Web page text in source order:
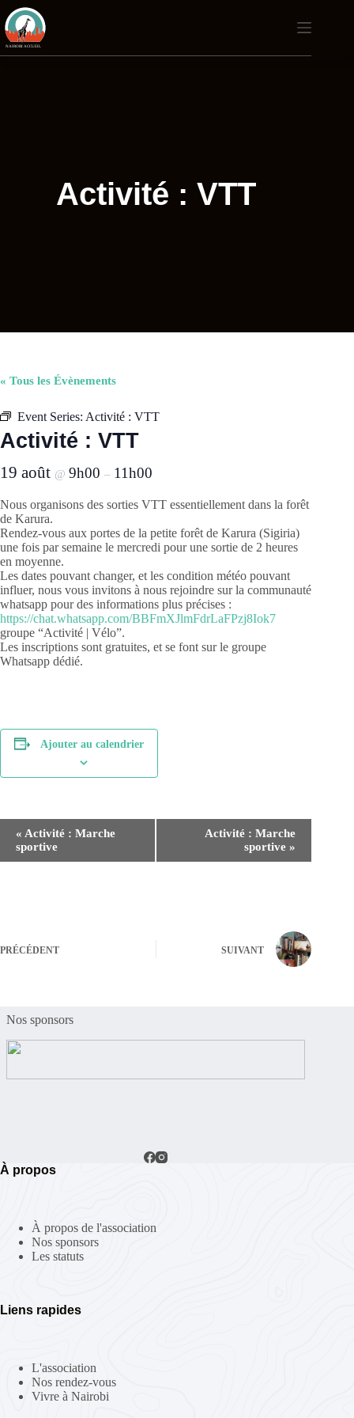
Passer
au
contenu
Activité : VTT
« Tous les Évènements
Event Series: Activité : VTT
Activité : VTT
19 août @ 9h00 – 11h00
Nous organisons des sorties VTT essentiellement dans la forêt
de Karura.
Rendez-vous aux portes de la petite forêt de Karura (Sigiria)
une fois par semaine le mercredi pour une sortie de 2 heures
en moyenne.
Les dates pouvant changer, et les condition météo pouvant
influer, nous vous invitons à nous rejoindre sur la communauté
whatsapp pour des informations plus précises :
https://chat.whatsapp.com/BBFmXJlmFdrLaFPzj8Iok7
groupe “Activité | Vélo”.
Les inscriptions sont gratuites, et se font sur le groupe
Whatsapp dédié.
Ajouter au calendrier
n
m
« Activité : Marche
sportive
Activité : Marche
sportive»
PRÉCÉDENT SUIVANT
Nos sponsors
À propos
À propos de l'association
Nos sponsors
Les statuts
Liens rapides
L'association
Nos rendez-vous
Vivre à Nairobi